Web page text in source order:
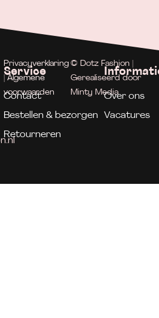
Service
Contact
Bestellen & bezorgen
Retourneren
Over ons
Vacatures
Privacyverklaring
| Algemene
voorwaarden
© Dotz Fashion |
Gerealiseerd door
Minty Media